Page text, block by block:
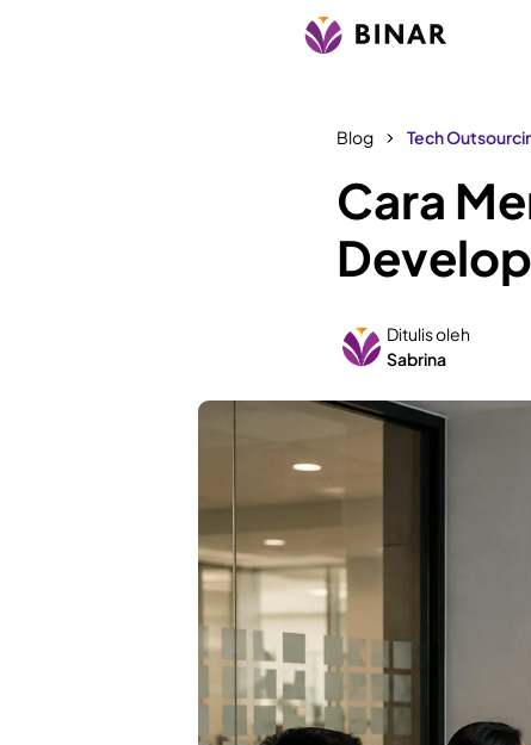
Blog Tech
Cara
Ditulis oleh
Sabrina